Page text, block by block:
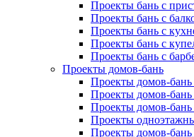
Проекты бань с
Проекты бань с
Проекты бань с
Проекты бань с
Проекты бань с
Проекты домов-бань
Проекты домов-бань
Проекты домов-бань
Проекты домов-бань
Проекты
Проекты домов-бань